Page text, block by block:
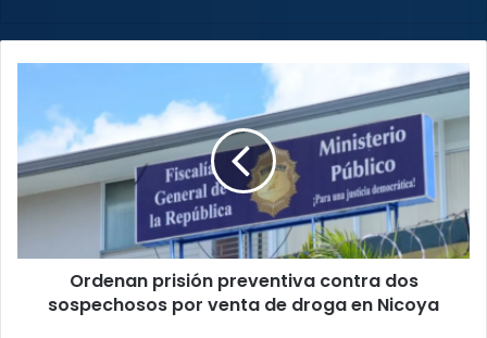
preventiva
contra
dos
sospechosos
por
de
Ordenan prisión preventiva contra dos
sospechosos por venta de droga en Nicoya